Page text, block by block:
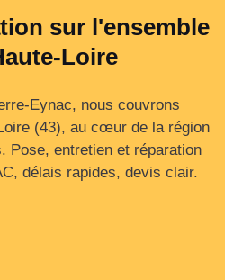
sur l'ensemble
Loire
Eynac, nous couvrons
(43), au cœur de la région
Pose, entretien et réparation
délais rapides, devis clair.